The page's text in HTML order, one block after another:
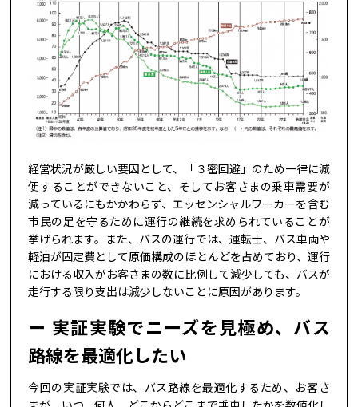
経営状況が厳しい要因として、「３密回避」のため一律に減
便することができないこと、そしてお客さまの乗車需要が
減っているにもかかわらず、エッセンシャルワーカーを含む
市民の足を守るために運行の継続を求められていることが
挙げられます。また、バスの運行では、運転士、バス車両や
軽油が固定費として原価構成のほとんどを占めており、運行
における収入がお客さまの数に比例して減少しても、バスが
走行する限り支出は減少しないことに原因があります。
実証実験でニーズを見極め、バス
路線を最適化したい
今回の実証実験では、バス路線を最適化するため、お客さ